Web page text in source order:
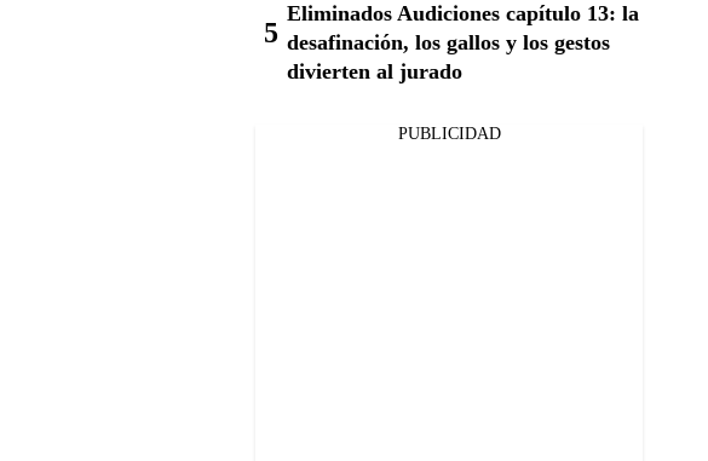
Eliminados Audiciones capítulo 13: la
desafinación, los gallos y los gestos
divierten al jurado
PUBLICIDAD